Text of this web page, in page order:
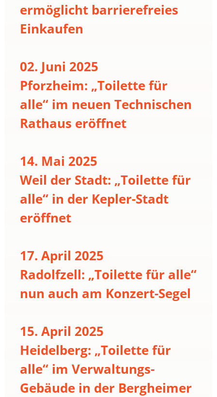
ermöglicht barrierefreies
Einkaufen
02. Juni 2025
Pforzheim: „Toilette für
alle“ im neuen Technischen
Rathaus eröffnet
14. Mai 2025
Weil der Stadt: „Toilette für
alle“ in der Kepler-Stadt
eröffnet
17. April 2025
Radolfzell: „Toilette für alle“
nun auch am Konzert-Segel
15. April 2025
Heidelberg: „Toilette für
alle“ im Verwaltungs-
Gebäude in der Bergheimer